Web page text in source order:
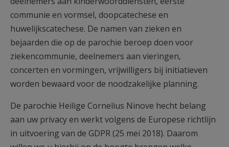
communie en vormsel, doopcatechese en
huwelijkscatechese. De namen van zieken en
bejaarden die op de parochie beroep doen voor
ziekencommunie, deelnemers aan vieringen,
concerten en vormingen, vrijwilligers bij initiatieven
worden bewaard voor de noodzakelijke planning.
De parochie Heilige Cornelius Ninove hecht belang
aan uw privacy en werkt volgens de Europese richtlijn
in uitvoering van de GDPR (25 mei 2018). Daarom